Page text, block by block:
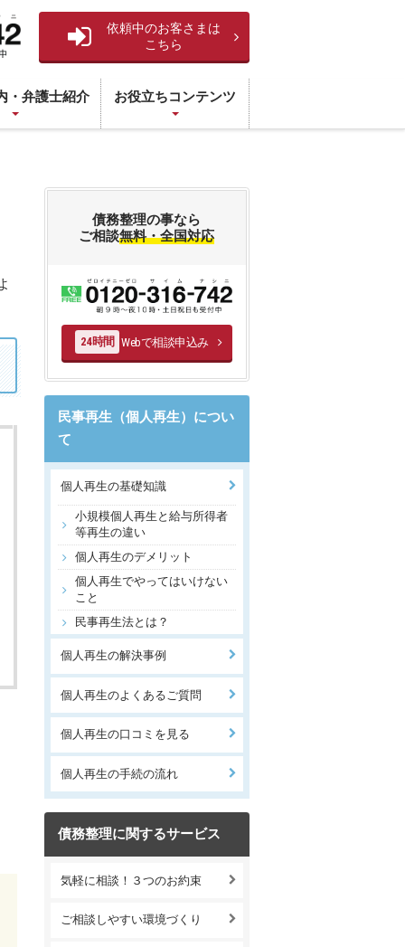
依頼中のお客さまは
こちら
・弁護士紹介 お役立ちコンテンツ
債務整理の事なら
ご相談無料・全国対応
24時間 Webで相談申込み
民事再生（個人再生）につい
て
個人再生の基礎知識
小規模個人再生と給与所得者
等再生の違い
個人再生のデメリット
個人再生でやってはいけない
こと
民事再生法とは？
個人再生の解決事例
個人再生のよくあるご質問
個人再生の口コミを見る
個人再生の手続の流れ
債務整理に関するサービス
気軽に相談！３つのお約束
ご相談しやすい環境づくり